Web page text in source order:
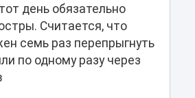
день обязательно
Считается, что
семь раз перепрыгнуть
по одному разу через